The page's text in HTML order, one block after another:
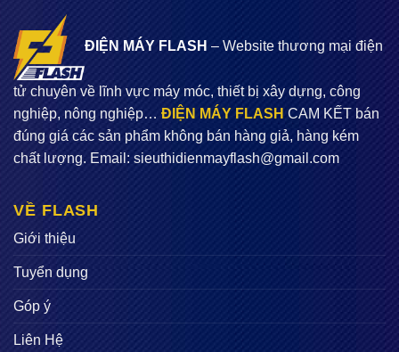
ĐIỆN MÁY FLASH – Website thương mại điện
tử chuyên về lĩnh vực máy móc, thiết bị xây dựng, công
nghiệp, nông nghiệp… ĐIỆN MÁY FLASH CAM KẾT bán
đúng giá các sản phẩm không bán hàng giả, hàng kém
chất lượng. Email: sieuthidienmayflash@gmail.com
VỀ FLASH
Giới thiệu
Tuyển dụng
Góp ý
Liên Hệ